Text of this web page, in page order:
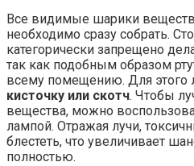
Все видимые шарики
необходимо сразу собрать.
категорически запрещено
так как подобным образом
всему помещению. Для этого
кисточку или скотч. Чтобы
вещества, можно
лампой. Отражая лучи,
блестеть, что увеличивает
полностью.